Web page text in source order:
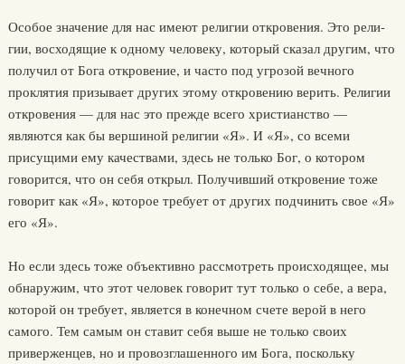
Особое значение для нас имеют религии откровения. Это рели­
гии, восходящие к одному человеку, который сказал другим, что
по­лучил от Бога откровение, и часто под угрозой вечного
проклятия призывает других этому откровению верить. Религии
откровения — для нас это прежде всего христианство —
являются как бы вершиной религии «Я». И «Я», со всеми
присущими ему качествами, здесь не только Бог, о котором
говорится, что он себя открыл. Получивший откровение тоже
говорит как «Я», которое требует от других подчи­нить свое «Я»
его «Я».
Но если здесь тоже объективно рассмотреть происходящее, мы
об­наружим, что этот человек говорит тут только о себе, а вера,
которой он требует, является в конечном счете верой в него
самого. Тем самым он ставит себя выше не только своих
приверженцев, но и провозглашенного им Бога, поскольку